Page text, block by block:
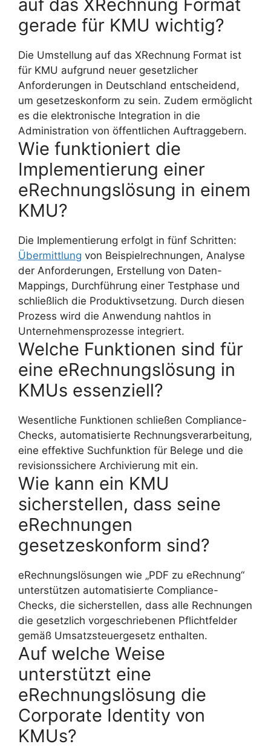
auf das XRechnung Format
gerade für KMU wichtig?
Die Umstellung auf das XRechnung Format ist
für KMU aufgrund neuer gesetzlicher
Anforderungen in Deutschland entscheidend,
um gesetzeskonform zu sein. Zudem ermöglicht
es die elektronische Integration in die
Administration von öffentlichen Auftraggebern.
Wie funktioniert die
Implementierung einer
eRechnungslösung in einem
KMU?
Die Implementierung erfolgt in fünf Schritten:
Übermittlung von Beispielrechnungen, Analyse
der Anforderungen, Erstellung von Daten-
Mappings, Durchführung einer Testphase und
schließlich die Produktivsetzung. Durch diesen
Prozess wird die Anwendung nahtlos in
Unternehmensprozesse integriert.
Welche Funktionen sind für
eine eRechnungslösung in
KMUs essenziell?
Wesentliche Funktionen schließen Compliance-
Checks, automatisierte Rechnungsverarbeitung,
eine effektive Suchfunktion für Belege und die
revisionssichere Archivierung mit ein.
Wie kann ein KMU
sicherstellen, dass seine
eRechnungen
gesetzeskonform sind?
eRechnungslösungen wie „PDF zu eRechnung“
unterstützen automatisierte Compliance-
Checks, die sicherstellen, dass alle Rechnungen
die gesetzlich vorgeschriebenen Pflichtfelder
gemäß Umsatzsteuergesetz enthalten.
Auf welche Weise
unterstützt eine
eRechnungslösung die
Corporate Identity von
KMUs?